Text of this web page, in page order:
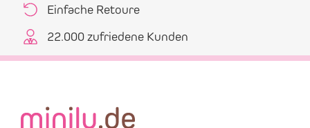
Einfache Retoure
22.000 zufriedene Kunden